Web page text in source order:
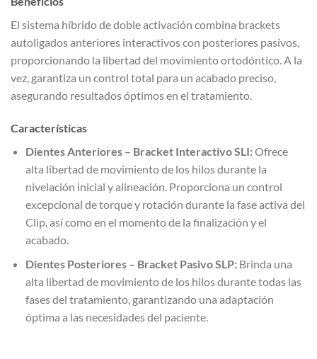
El sistema híbrido de doble activación combina brackets
autoligados anteriores interactivos con posteriores pasivos,
proporcionando la libertad del movimiento ortodóntico. A la
vez, garantiza un control total para un acabado preciso,
asegurando resultados óptimos en el tratamiento.
Características
Dientes Anteriores – Bracket Interactivo SLI:Ofrece
alta libertad de movimiento de los hilos durante la
nivelación inicial y alineación. Proporciona un control
excepcional de torque y rotación durante la fase activa del
Clip, así como en el momento de la finalización y el
acabado.
Dientes Posteriores – Bracket Pasivo SLP:Brinda una
alta libertad de movimiento de los hilos durante todas las
fases del tratamiento, garantizando una adaptación
óptima a las necesidades del paciente.